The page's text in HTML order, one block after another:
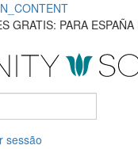
GRATIS: PARA
sessão